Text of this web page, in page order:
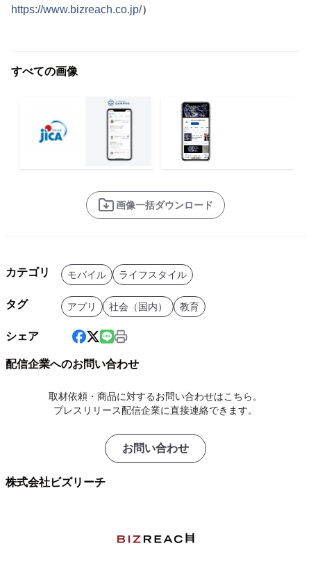
https://www.bizreach.co.jp/）
すべての画像
画像一括ダウンロード
カテゴリ モバイル ライフスタイル
タグ アプリ 社会（国内） 教育
シェア
配信企業へのお問い合わせ
取材依頼・商品に対するお問い合わせはこちら。
プレスリリース配信企業に直接連絡できます。
お問い合わせ
株式会社ビズリーチ